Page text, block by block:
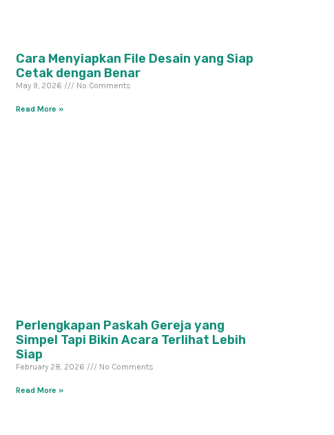
Cara Menyiapkan File Desain yang Siap
Cetak dengan Benar
May 9, 2026 No Comments
Read More »
Perlengkapan Paskah Gereja yang
Simpel Tapi Bikin Acara Terlihat Lebih
Siap
February 28, 2026 No Comments
Read More »